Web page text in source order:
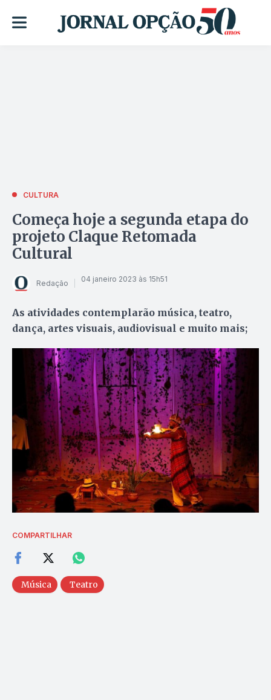
CULTURA
Começa hoje a segunda etapa do
projeto Claque Retomada
Cultural
Redação 04 janeiro 2023 às 15h51
As atividades contemplarão música, teatro,
dança, artes visuais, audiovisual e muito mais;
COMPARTILHAR
Música Teatro